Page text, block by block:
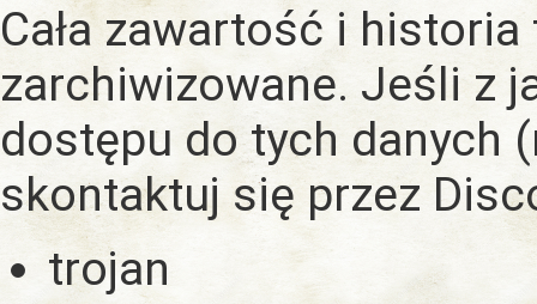
Cała zawartość i historia
zarchiwizowane. Jeśli z
dostępu do tych danych
skontaktuj się przez
trojan